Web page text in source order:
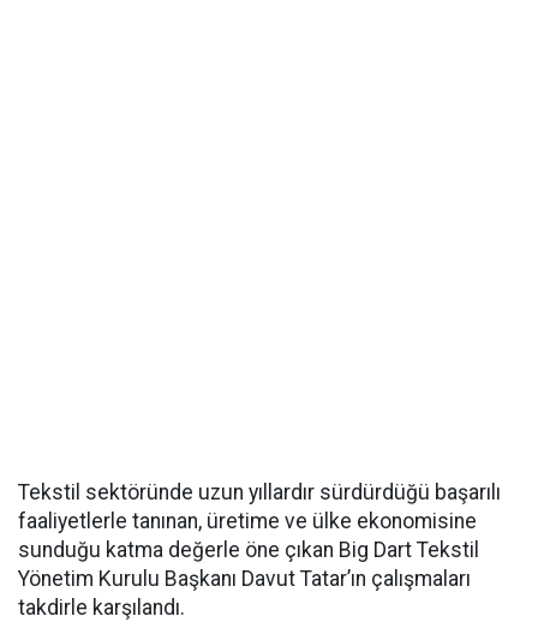
Tekstil sektöründe uzun yıllardır sürdürdüğü başarılı
faaliyetlerle tanınan, üretime ve ülke ekonomisine
sunduğu katma değerle öne çıkan Big Dart Tekstil
Yönetim Kurulu Başkanı Davut Tatar’ın çalışmaları
takdirle karşılandı.